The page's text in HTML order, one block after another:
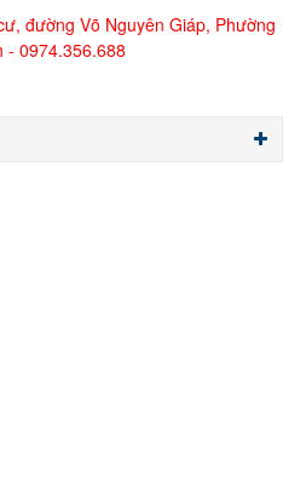
đường Võ Nguyên Giáp, Phường
- 0974.356.688